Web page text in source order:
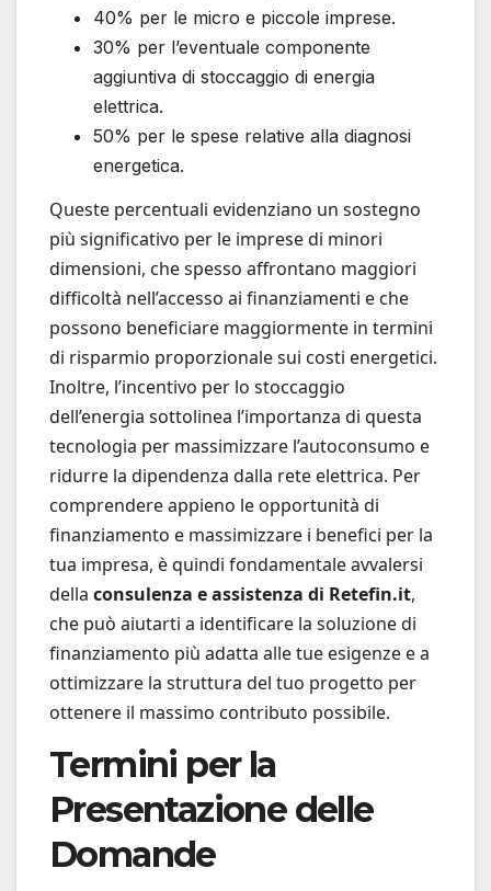
40% per le micro e piccole imprese.
30% per l’eventuale componente
aggiuntiva di stoccaggio di energia
elettrica.
50% per le spese relative alla diagnosi
energetica.
Queste percentuali evidenziano un sostegno
più significativo per le imprese di minori
dimensioni, che spesso affrontano maggiori
difficoltà nell’accesso ai finanziamenti e che
possono beneficiare maggiormente in termini
di risparmio proporzionale sui costi energetici.
Inoltre, l’incentivo per lo stoccaggio
dell’energia sottolinea l’importanza di questa
tecnologia per massimizzare l’autoconsumo e
ridurre la dipendenza dalla rete elettrica. Per
comprendere appieno le opportunità di
finanziamento e massimizzare i benefici per la
tua impresa, è quindi fondamentale avvalersi
della consulenza e assistenza di Retefin.it,
che può aiutarti a identificare la soluzione di
finanziamento più adatta alle tue esigenze e a
ottimizzare la struttura del tuo progetto per
ottenere il massimo contributo possibile.
Termini per la
Presentazione delle
Domande